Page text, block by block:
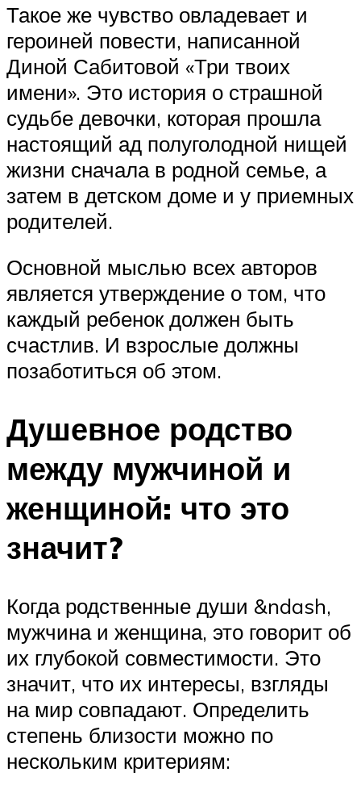
Такое же чувство овладевает и
героиней повести, написанной
Диной Сабитовой «Три твоих
имени». Это история о страшной
судьбе девочки, которая прошла
настоящий ад полуголодной нищей
жизни сначала в родной семье, а
затем в детском доме и у приемных
родителей.
Основной мыслью всех авторов
является утверждение о том, что
каждый ребенок должен быть
счастлив. И взрослые должны
позаботиться об этом.
Душевное родство
между мужчиной и
женщиной: что это
значит?
Когда родственные души &ndash,
мужчина и женщина, это говорит об
их глубокой совместимости. Это
значит, что их интересы, взгляды
на мир совпадают. Определить
степень близости можно по
нескольким критериям: